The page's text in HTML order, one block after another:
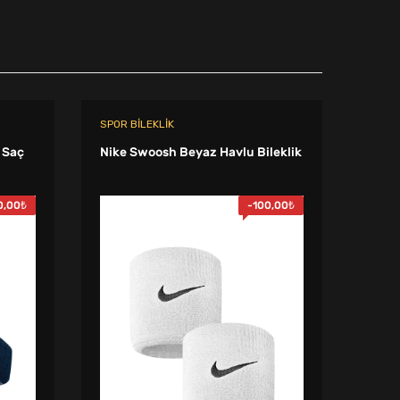
₺
SPOR BILEKLIK
Nike Swoosh Beyaz Havlu Bileklik
-100,00₺